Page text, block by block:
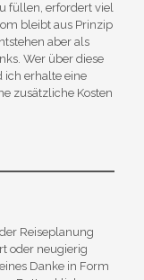
füllen, erfordert viel
bleibt aus Prinzip
aber als
Wer über diese
ich erhalte eine
zusätzliche Kosten
Reiseplanung
oder neugierig
Danke in Form